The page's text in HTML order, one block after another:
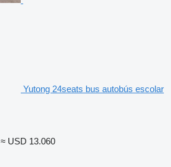
Yutong 24seats bus autobús escolar
≈ USD 13.060